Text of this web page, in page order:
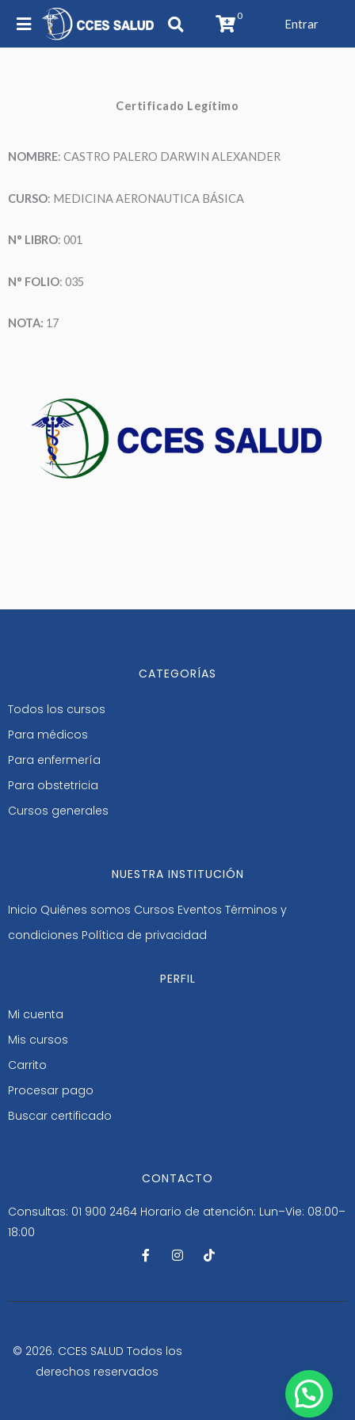
0
Entrar
Certificado Legítimo
NOMBRE: CASTRO PALERO DARWIN ALEXANDER
CURSO: MEDICINA AERONAUTICA BÁSICA
N° LIBRO: 001
N° FOLIO: 035
NOTA: 17
CATEGORÍAS
Todos los cursos
Para médicos
Para enfermería
Para obstetricia
Cursos generales
NUESTRA INSTITUCIÓN
Inicio Quiénes somos Cursos Eventos Términos y
condiciones Política de privacidad
PERFIL
Mi cuenta
Mis cursos
Carrito
Procesar pago
Buscar certificado
CONTACTO
Consultas: 01 900 2464 Horario de atención: Lun–Vie: 08:00–
18:00
F
a
b
-
I
n
a
m
T
i
o
© 2026. CCES SALUD Todos los
derechos reservados